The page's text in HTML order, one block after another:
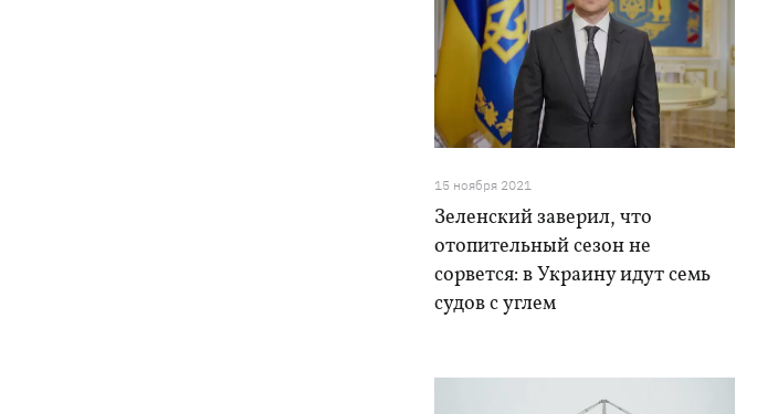
15 ноября 2021
Зеленский заверил, что
отопительный сезон не
сорвется: в Украину идут семь
судов с углем